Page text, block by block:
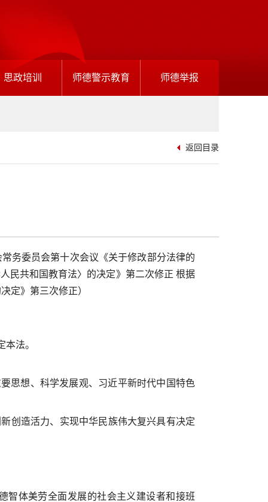
思政培训 师德警示教育 师德举报
返回目录
务委员会第十次会议《关于修改部分法律的
民共和国教育法〉的决定》第二次修正 根据
定》第三次修正）
法。
思想、科学发展观、习近平新时代中国特色
创造活力、实现中华民族伟大复兴具有决定
体美劳全面发展的社会主义建设者和接班